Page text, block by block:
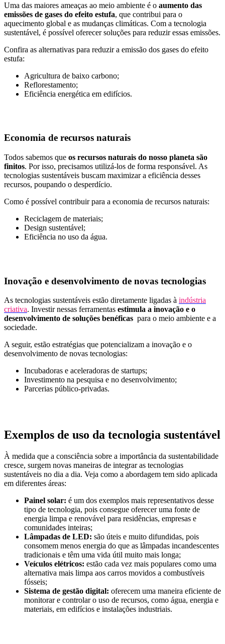
Uma das maiores ameaças ao meio ambiente é o aumento das
emissões de gases do efeito estufa, que contribui para o
aquecimento global e as mudanças climáticas. Com a tecnologia
sustentável, é possível oferecer soluções para reduzir essas emissões.
Confira as alternativas para reduzir a emissão dos gases do efeito
estufa:
Agricultura de baixo carbono;
Reflorestamento;
Eficiência energética em edifícios.
Economia de recursos naturais
Todos sabemos que os recursos naturais do nosso planeta são
finitos. Por isso, precisamos utilizá-los de forma responsável. As
tecnologias sustentáveis buscam maximizar a eficiência desses
recursos, poupando o desperdício.
Como é possível contribuir para a economia de recursos naturais:
Reciclagem de materiais;
Design sustentável;
Eficiência no uso da água.
Inovação e desenvolvimento de novas tecnologias
As tecnologias sustentáveis estão diretamente ligadas à indústria
criativa. Investir nessas ferramentas estimula a inovação e o
desenvolvimento de soluções benéficas para o meio ambiente e a
sociedade.
A seguir, estão estratégias que potencializam a inovação e o
desenvolvimento de novas tecnologias:
Incubadoras e aceleradoras de startups;
Investimento na pesquisa e no desenvolvimento;
Parcerias público-privadas.
Exemplos de uso da tecnologia sustentável
À medida que a consciência sobre a importância da sustentabilidade
cresce, surgem novas maneiras de integrar as tecnologias
sustentáveis no dia a dia. Veja como a abordagem tem sido aplicada
em diferentes áreas:
Painel solar: é um dos exemplos mais representativos desse
tipo de tecnologia, pois consegue oferecer uma fonte de
energia limpa e renovável para residências, empresas e
comunidades inteiras;
Lâmpadas de LED: são úteis e muito difundidas, pois
consomem menos energia do que as lâmpadas incandescentes
tradicionais e têm uma vida útil muito mais longa;
Veículos elétricos: estão cada vez mais populares como uma
alternativa mais limpa aos carros movidos a combustíveis
fósseis;
Sistema de gestão digital: oferecem uma maneira eficiente de
monitorar e controlar o uso de recursos, como água, energia e
materiais, em edifícios e instalações industriais.